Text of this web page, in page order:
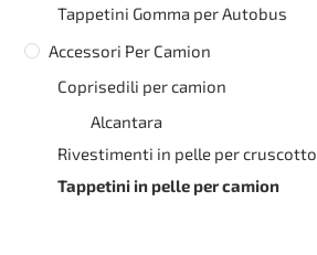
Tappetini Gomma per Autobus
Accessori Per Camion
Coprisedili per camion
Alcantara
Rivestimenti in pelle per cruscotto
Tappetini in pelle per camion